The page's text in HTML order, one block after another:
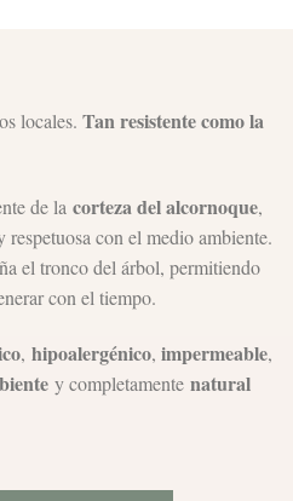
locales. Tan resistente como la
de la corteza del alcornoque,
respetuosa con el medio ambiente.
el tronco del árbol, permitiendo
con el tiempo.
, hipoalergénico, impermeable,
y completamente natural